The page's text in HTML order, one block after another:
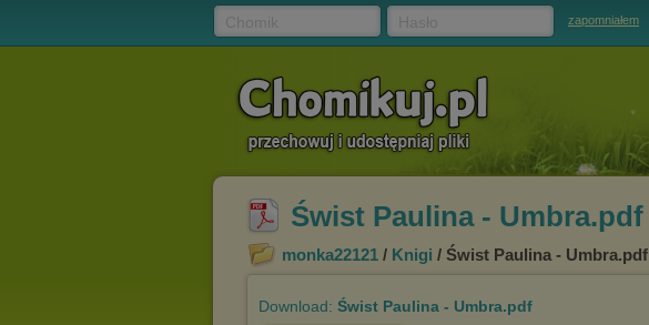
zapomniałem
Świst Paulina - Umbra.pdf
monka22121 / Knigi / Świst Paulina - Umbra.pdf
Download: Świst Paulina - Umbra.pdf